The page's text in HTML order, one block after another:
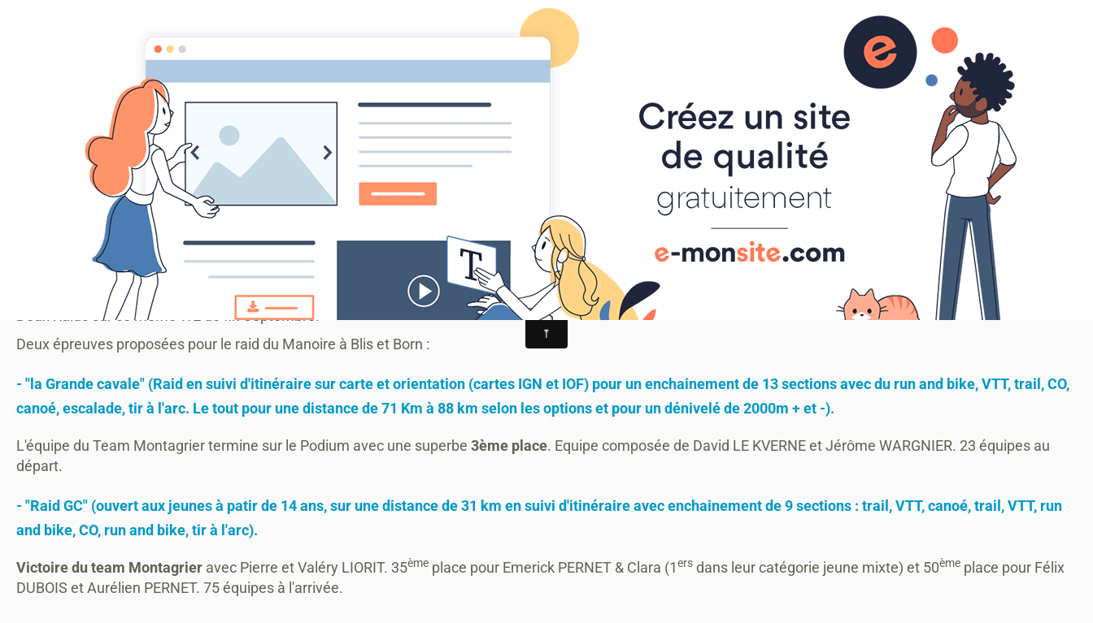
MONTAGRIER VTT-TRAIL
association montagrier sports loisirs
ECOLE VTT CENTRE SPORTS NATURE CCPR Actualités AGENDA MANIFESTATIONS
2013 TRAIL & RAID Raid du Manoir, Raid de la Bastide & Raid de la Vézère
Raid du Manoir, Raid de la Bastide & Raid de la Vézère
Belles perfs sur le Raid du Manoir
Deux Raids sur ce même WE de fin Septembre.
Deux épreuves proposées pour le raid du Manoire à Blis et Born :
- " la Grande cavale" (Raid en suivi d'itinéraire sur carte et orientation (cartes IGN et IOF) pour un enchainement de 13 sections avec du run and bike, VTT, trail, CO,
canoé, escalade, tir à l'arc. Le tout pour une distance de 71 Km à 88 km selon les options et pour un dénivelé de 2000m + et -).
L'équipe du Team Montagrier termine sur le Podium avec une superbe 3ème place. Equipe composée de David LE KVERNE et Jérôme WARGNIER. 23 équipes au
départ.
- "Raid GC" (ouvert aux jeunes à patir de 14 ans, sur une distance de 31 km en suivi d'itinéraire avec enchainement de 9 sections : trail, VTT, canoé, trail, VTT, run
and bike, CO, run and bike, tir à l'arc).
Victoire du team Montagrier avec Pierre et Valéry LIORIT. 35ème place pour Emerick PERNET & Clara (1ers dans leur catégorie jeune mixte) et 50ème place pour Félix
DUBOIS et Aurélien PERNET. 75 équipes à l'arrivée.